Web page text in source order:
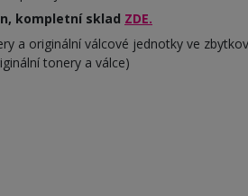
kompletní sklad ZDE.
a originální válcové jednotky ve
tonery a válce)